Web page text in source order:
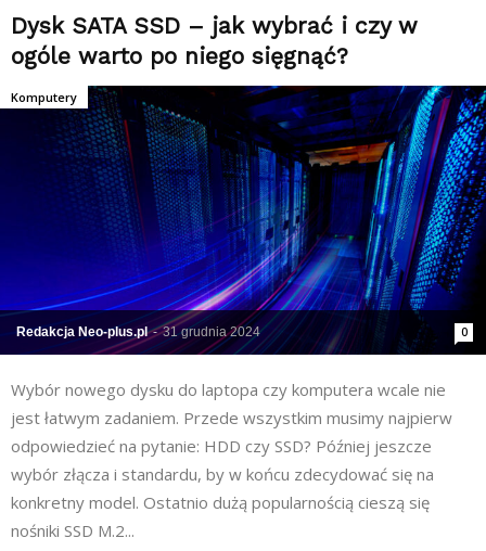
Dysk SATA SSD – jak wybrać i czy w
ogóle warto po niego sięgnąć?
Redakcja Neo-plus.pl - 31 grudnia 2024 0
Komputery
Wybór nowego dysku do laptopa czy komputera wcale nie
jest łatwym zadaniem. Przede wszystkim musimy najpierw
odpowiedzieć na pytanie: HDD czy SSD? Później jeszcze
wybór złącza i standardu, by w końcu zdecydować się na
konkretny model. Ostatnio dużą popularnością cieszą się
nośniki SSD M.2...